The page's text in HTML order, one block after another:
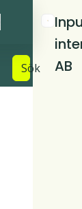
Sök
AB